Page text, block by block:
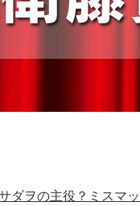
ダヲの主役？ミスマッ